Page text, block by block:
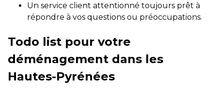
Un service client attentionné toujours prêt à
répondre à vos questions ou préoccupations.
Todo list pour votre
déménagement dans les
Hautes-Pyrénées